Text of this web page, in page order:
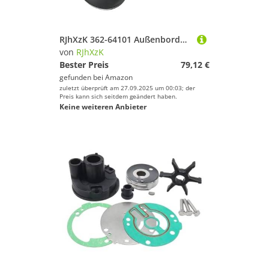
RJhXzK 362-64101 Außenbordpropeller passend for T-Hatsu 9.9 PS 15 PS 20 PS 9,25 x 9 Aluminiumlegierungsschraube 14 Spline Bootsmotor ersetzt Teil
von RJhXzK
Bester Preis
79,12 €
gefunden bei Amazon
zuletzt überprüft am 27.09.2025 um 00:03; der
Preis kann sich seitdem geändert haben.
Keine weiteren Anbieter